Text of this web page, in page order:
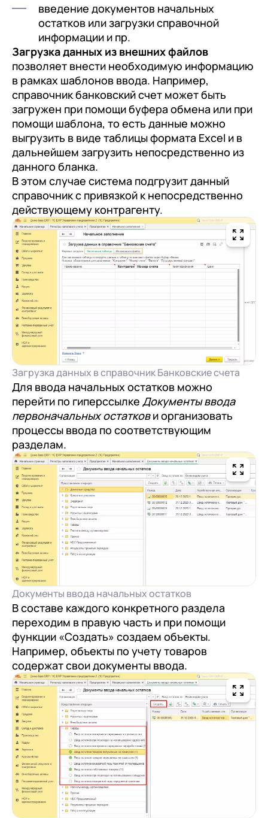
введение документов начальных
остатков или загрузки справочной
информации и пр.
Загрузка данных из внешних файлов
позволяет внести необходимую информацию
в рамках шаблонов ввода. Например,
справочник банковский счет может быть
загружен при помощи буфера обмена или при
помощи шаблона, то есть данные можно
выгрузить в виде таблицы формата Excel и в
дальнейшем загрузить непосредственно из
данного бланка.
В этом случае система подгрузит данный
справочник с привязкой к непосредственно
действующему контрагенту.
Загрузка данных в справочник Банковские счета
Для ввода начальных остатков можно
перейти по гиперссылке Документы ввода
первоначальных остаткови организовать
процессы ввода по соответствующим
разделам.
Документы ввода начальных остатков
В составе каждого конкретного раздела
переходим в правую часть и при помощи
функции «Создать» создаем объекты.
Например, объекты по учету товаров
содержат свои документы ввода.